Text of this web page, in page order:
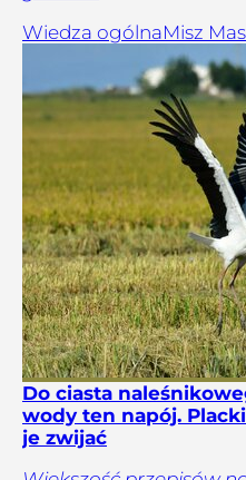
Wiedza ogólnaMisz
Do ciasta
wody ten napój.
je zwijać